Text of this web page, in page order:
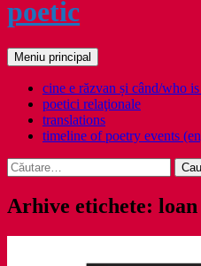
poetic
Caută
Meniu principal
cine e răzvan și când/who
poetici relaţionale
translations
timeline of poetry events
Caută
după:
Arhive etichete: